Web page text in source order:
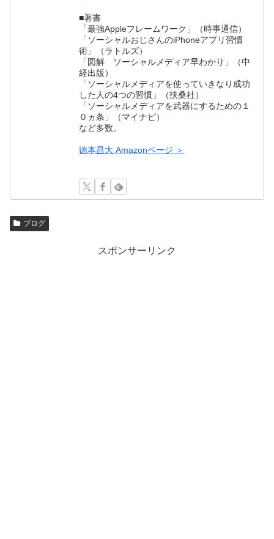
■著書
「最強Appleフレームワーク」（時事通信）
「ソーシャルおじさんのiPhoneアプリ習慣
術」（ラトルズ）
「図解 ソーシャルメディア早わかり」（中
経出版）
「ソーシャルメディアを使っていきなり成功
した人の4つの習慣」（扶桑社）
「ソーシャルメディアを武器にするための１
０ヵ条」（マイナビ）
など多数。
徳本昌大 Amazonページ ＞
ブログ
スポンサーリンク